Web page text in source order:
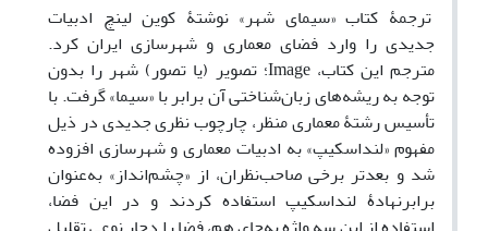
ترجمۀ کتاب «سیمای شهر» نوشتۀ کوین لینچ ادبیات
جدیدی را وارد فضای معماری و شهرسازی ایران کرد.
مترجم این کتاب، Image؛ تصویر (یا تصور) شهر را بدون
توجه به ریشه‌‌های زبان‌‌شناختی آن برابر با «سیما» گرفت. با
تأسیس رشتۀ معماری منظر، چارچوب نظری جدیدی در ذیل
مفهوم «لنداسکیپ» به ادبیات معماری و شهرسازی افزوده
شد و بعدتر برخی صاحب‌‌نظران، از «چشم‌‌انداز» به‌عنوان
برابرنهادۀ لنداسکیپ استفاده کردند و در این فضا،